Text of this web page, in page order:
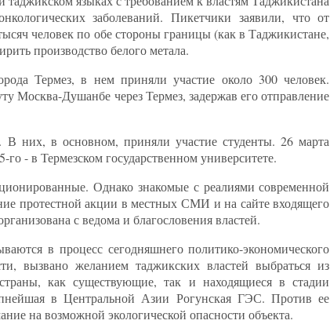
заболеваний. Пикетчики заявили, что от
человек по обе стороны границы (как в Таджикистане,
производство белого метала.
Термез, в нем приняли участие около 300 человек.
Москва-Душанбе через Термез, задержав его отправление
В них, в основном, приняли участие студенты. 26 марта
- в Термезском государственном университете.
Однако знакомые с реалиями современной
протестной акции в местных СМИ и на сайте входящего
с ведома и благословения властей.
в процесс сегодняшнего политико-экономического
вызвано желанием таджикских властей выбраться из
как существующие, так и находящиеся в стадии
в Центральной Азии Рогунская ГЭС. Против ее
на возможной экологической опасности объекта.